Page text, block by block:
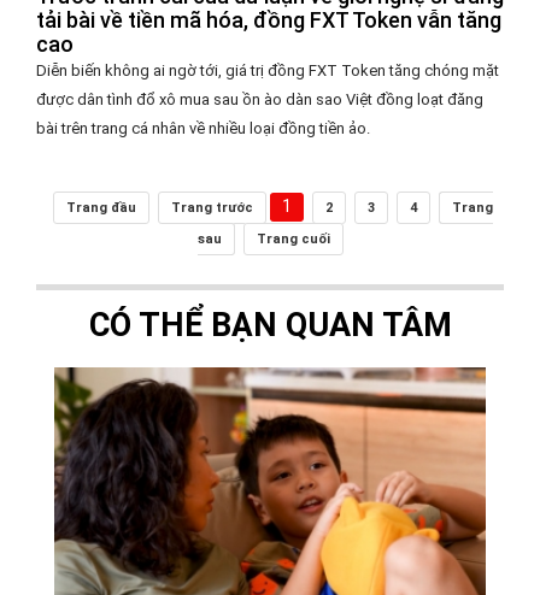
tải bài về tiền mã hóa, đồng FXT Token vẫn tăng
cao
Diễn biến không ai ngờ tới, giá trị đồng FXT Token tăng chóng mặt
được dân tình đổ xô mua sau ồn ào dàn sao Việt đồng loạt đăng
bài trên trang cá nhân về nhiều loại đồng tiền ảo.
Trang đầu Trang trước 1 2 3 4
Trang
sau
Trang cuối
CÓ THỂ BẠN QUAN TÂM